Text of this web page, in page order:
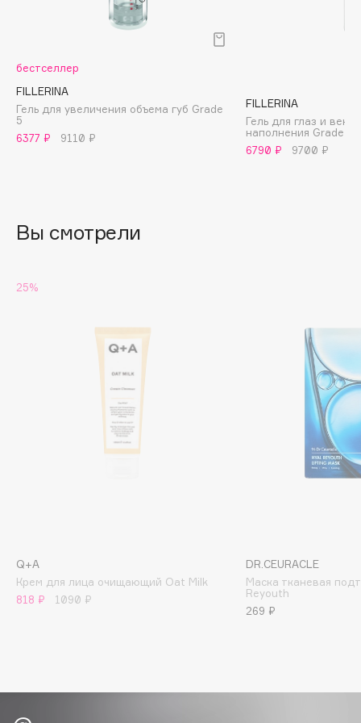
Baffy
Balmain Hair Couture
Banderas
Basicare
Beautyblades
НОВИНКА
Brunello Cucinelli
Bvlgari
бестселлер
FILLERINA
Гель для увеличения объема губ Grade
5
6377 ₽
9110 ₽
FILLERINA
Гель для глаз и век
наполнения Grade 4
6790 ₽
9700 ₽
Вы смотрели
25%
Q+A
Крем для лица очищающий Oat Milk
818 ₽
1090 ₽
DR.CEURACLE
Маска тканевая
Reyouth
269 ₽